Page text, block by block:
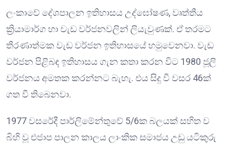
ලංකාවේ දේශපාලන ඉතිහාසය උද්ඝෝෂණ, වෘත්තීය
ක්‍රියාමාර්ග හා වැඩ වර්ජනවලින් ලියැවුණක්. ඒ තරමට
තීරණාත්මක වැඩ වර්ජන ඉතිහාසයේ හමුවෙනවා. වැඩ
වර්ජන පිළිබඳ ඉතිහාසය ගැන කතා කරන විට 1980 ජූලි
වර්ජනය අමතක කරන්නට බැහැ. එය සිදු වී වසර 46ක්
ගත වී තිබෙනවා.
1977 වසරේදී පාර්ලිමේන්තුවේ 5/6ක බලයක් සහිත ව
බිහි වූ එජාප පාලන කාලය ලාංකික සමාජය උඩු යටිකුරු